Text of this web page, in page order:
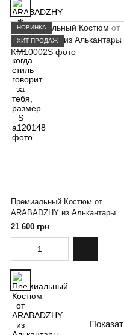
НОВИНКА
ХИТ ПРОДАЖ
Премиальный Костюм от
ARABADZHY из Алькантары
21 600 грн